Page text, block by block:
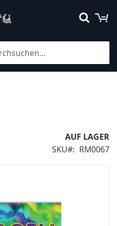
Suche
4g
AUF LAGER
SKU
RM0067